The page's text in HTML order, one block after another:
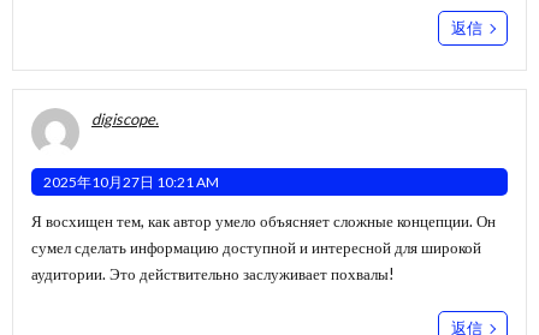
返信
digiscope.
2025年10月27日 10:21 AM
Я восхищен тем, как автор умело объясняет сложные концепции. Он
сумел сделать информацию доступной и интересной для широкой
аудитории. Это действительно заслуживает похвалы!
返信